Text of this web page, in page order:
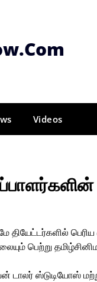
Videos
தியேட்டர்களில்
பெற்று
டாலர் ஸ்டுடியோஸ்